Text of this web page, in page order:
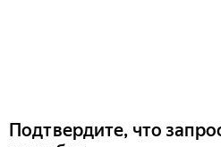
Подтвердите, что